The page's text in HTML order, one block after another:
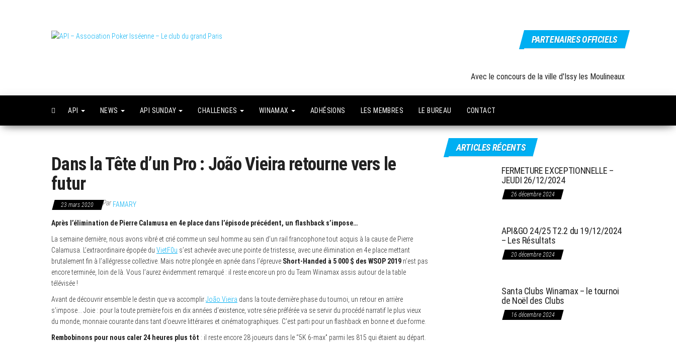
grand Paris
PARTENAIRES OFFICIELS
Avec le concours de la ville d'Issy les Moulineaux
API NEWS API SUNDAY CHALLENGES WINAMAX ADHÉSIONS LES MEMBRES LE BUREAU CONTACT
Dans la Tête d’un Pro : João Vieira retourne vers le
futur
23 mars 2020 ParFAMARY
Après l’élimination de Pierre Calamusa en 4e place dans l’épisode précédent, un flashback s’impose…
La semaine dernière, nous avons vibré et crié comme un seul homme au sein d’un rail francophone tout acquis à la cause de Pierre
Calamusa. L’extraordinaire épopée du VietF0u s’est achevée avec une pointe de tristesse, avec une élimination en 4e place mettant
brutalement fin à l’allégresse collective. Mais notre plongée en apnée dans l’épreuve Short-Handed à 5 000 $ des WSOP 2019 n’est pas
encore terminée, loin de là. Vous l’aurez évidemment remarqué : il reste encore un pro du Team Winamax assis autour de la table
télévisée !
Avant de découvrir ensemble le destin que va accomplirJoão Vieira dans la toute dernière phase du tournoi, un retour en arrière
s’impose… Joie : pour la toute première fois en dix années d’existence, votre série préférée va se servir du procédé narratif le plus vieux
du monde, monnaie courante dans tant d’oeuvre littéraires et cinématographiques. C’est parti pour un flashback en bonne et due forme.
Rembobinons pour nous caler 24 heures plus tôt : il reste encore 28 joueurs dans le “5K 6-max” parmi les 815 qui étaient au départ.
ARTICLES RÉCENTS
FERMETURE EXCEPTIONNELLE –
JEUDI 26/12/2024
26 décembre 2024
API&GO 24/25 T2.2 du 19/12/2024
– Les Résultats
20 décembre 2024
Santa Clubs Winamax – le tournoi
de Noël des Clubs
16 décembre 2024